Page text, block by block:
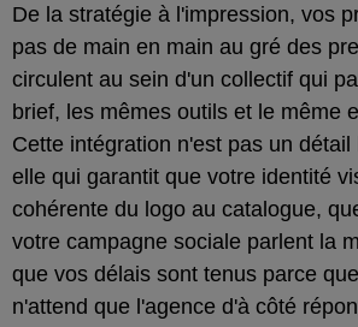
De la stratégie à l'impression, vos
pas de main en main au gré des
circulent au sein d'un collectif qui
brief, les mêmes outils et le même
Cette intégration n'est pas un
elle qui garantit que votre identité
cohérente du logo au catalogue,
votre campagne sociale parlent la
que vos délais sont tenus parce
n'attend que l'agence d'à côté